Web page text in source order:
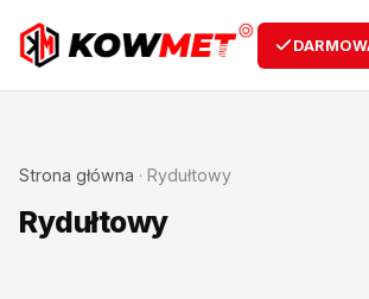
Strona główna · Rydułtowy
Rydułtowy